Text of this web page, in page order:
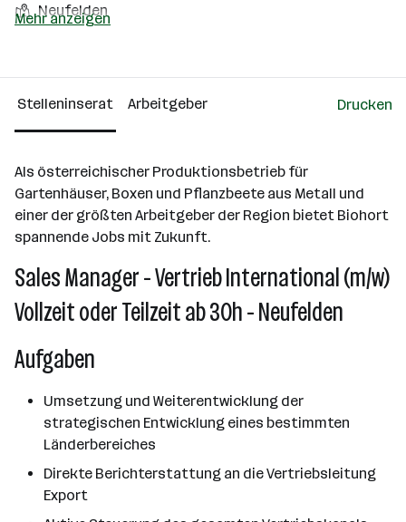
Neufelden
501 - 2500 Mitarbeiter*innen
Neufelden
Mehr anzeigen
Stelleninserat Arbeitgeber Drucken
Als österreichischer Produktionsbetrieb für
Gartenhäuser, Boxen und Pflanzbeete aus Metall und
einer der größten Arbeitgeber der Region bietet Biohort
spannende Jobs mit Zukunft.
Sales Manager - Vertrieb International (m/w)
Vollzeit oder Teilzeit ab 30h - Neufelden
Aufgaben
Umsetzung und Weiterentwicklung der
strategischen Entwicklung eines bestimmten
Länderbereiches
Direkte Berichterstattung an die Vertriebsleitung
Export